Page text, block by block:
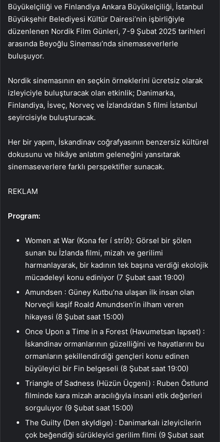
Büyükelçiliği ve Finlandiya Ankara Büyükelçiliği, İstanbul
Büyükşehir Belediyesi Kültür Dairesi’nin işbirliğiyle
düzenlenen Nordik Film Günleri, 7-9 Şubat 2025 tarihleri
arasında Beyoğlu Sineması’nda sinemaseverlerle
buluşuyor.
Nordik sinemasının en seçkin örneklerini ücretsiz olarak
izleyiciyle buluşturacak olan etkinlik; Danimarka,
Finlandiya, İsveç, Norveç ve İzlanda’dan 5 filmi İstanbul
seyircisiyle buluşturacak.
Her bir yapım, İskandinav coğrafyasının benzersiz kültürel
dokusunu ve hikâye anlatım geleneğini yansıtarak
sinemaseverlere farklı perspektifler sunacak.
REKLAM
Program:
Women at War (Kona fer í stríð): Görsel bir şölen
sunan bu İzlanda filmi, mizah ve gerilimi
harmanlayarak, bir kadının tek başına verdiği ekolojik
mücadeleyi konu ediniyor (7 Şubat saat 19:00)
Amundsen : Güney Kutbu’na ulaşan ilk insan olan
Norveçli kaşif Roald Amundsen’in ilham veren
hikayesi (8 Şubat saat 15:00)
Once Upon a Time in a Forest (Havumetsan lapset) :
İskandinav ormanlarının güzelliğini ve hayatlarını bu
ormanların şekillendirdiği gençleri konu edinen
büyüleyici bir Fin belgeseli (8 Şubat saat 19:00)
Triangle of Sadness (Hüzün Üçgeni) : Ruben Östlund
filminde kara mizah aracılığıyla insani etik değerleri
sorguluyor (9 Şubat saat 15:00)
The Guilty (Den skyldige) : Danimarkalı izleyicilerin
çok beğendiği sürükleyici gerilim filmi (9 Şubat saat